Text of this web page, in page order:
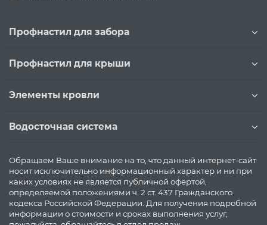
Профнастил для забора
Профнастил для крыши
Элементы кровли
Водосточная система
Обращаем Ваше внимание на то, что данный интернет-сайт
носит исключительно информационный характер и ни при
каких условиях не является публичной офертой,
определяемой положениями ч. 2 ст. 437 Гражданского
кодекса Российской Федерации. Для получения подробной
информации о стоимости и сроках выполнения услуг,